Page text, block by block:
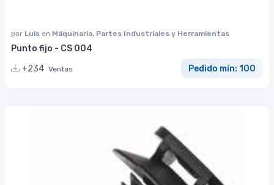
por Luis en Máquinaria, Partes Industriales y Herramientas
Punto fijo - CS 004
+234 Ventas Pedido mín: 100